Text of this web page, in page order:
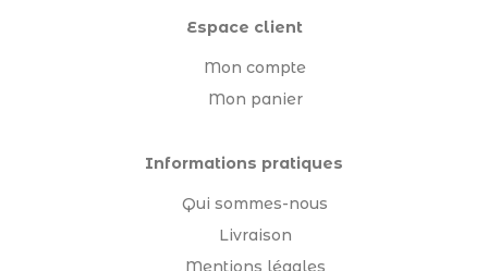
Espace client
Mon compte
Mon panier
Informations pratiques
Qui sommes-nous
Livraison
Mentions légales